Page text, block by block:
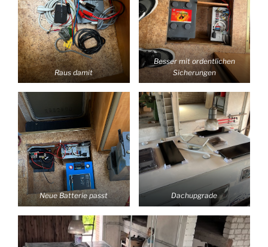
Raus damit
Besser mit ordentlichen
Sicherungen
Neue Batterie passt Dachupgrade